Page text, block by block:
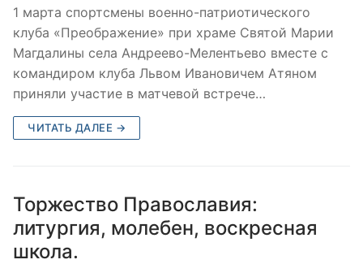
1 марта спортсмены военно-патриотического
клуба «Преображение» при храме Святой Марии
Магдалины села Андреево-Мелентьево вместе с
командиром клуба Львом Ивановичем Атяном
приняли участие в матчевой встрече…
ЧИТАТЬ ДАЛЕЕ →
Торжество Православия:
литургия, молебен, воскресная
школа.